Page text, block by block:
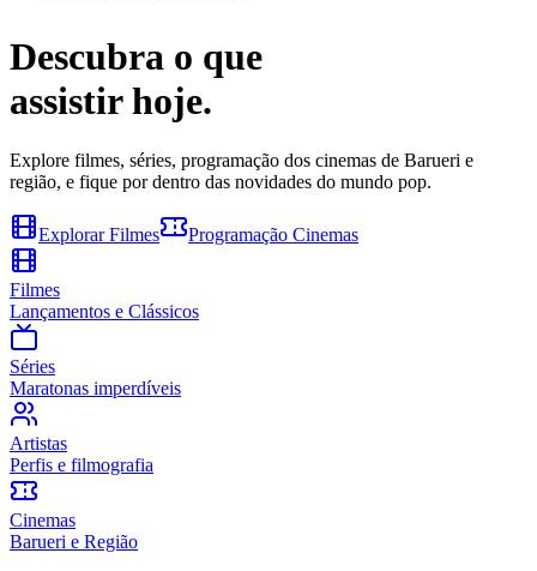
Descubra o que
assistir hoje.
Explore filmes, séries, programação dos cinemas de Barueri e
região, e fique por dentro das novidades do mundo pop.
Explorar Filmes Programação Cinemas
Filmes
Lançamentos e Clássicos
Séries
Maratonas imperdíveis
Artistas
Perfis e filmografia
Cinemas
Barueri e Região